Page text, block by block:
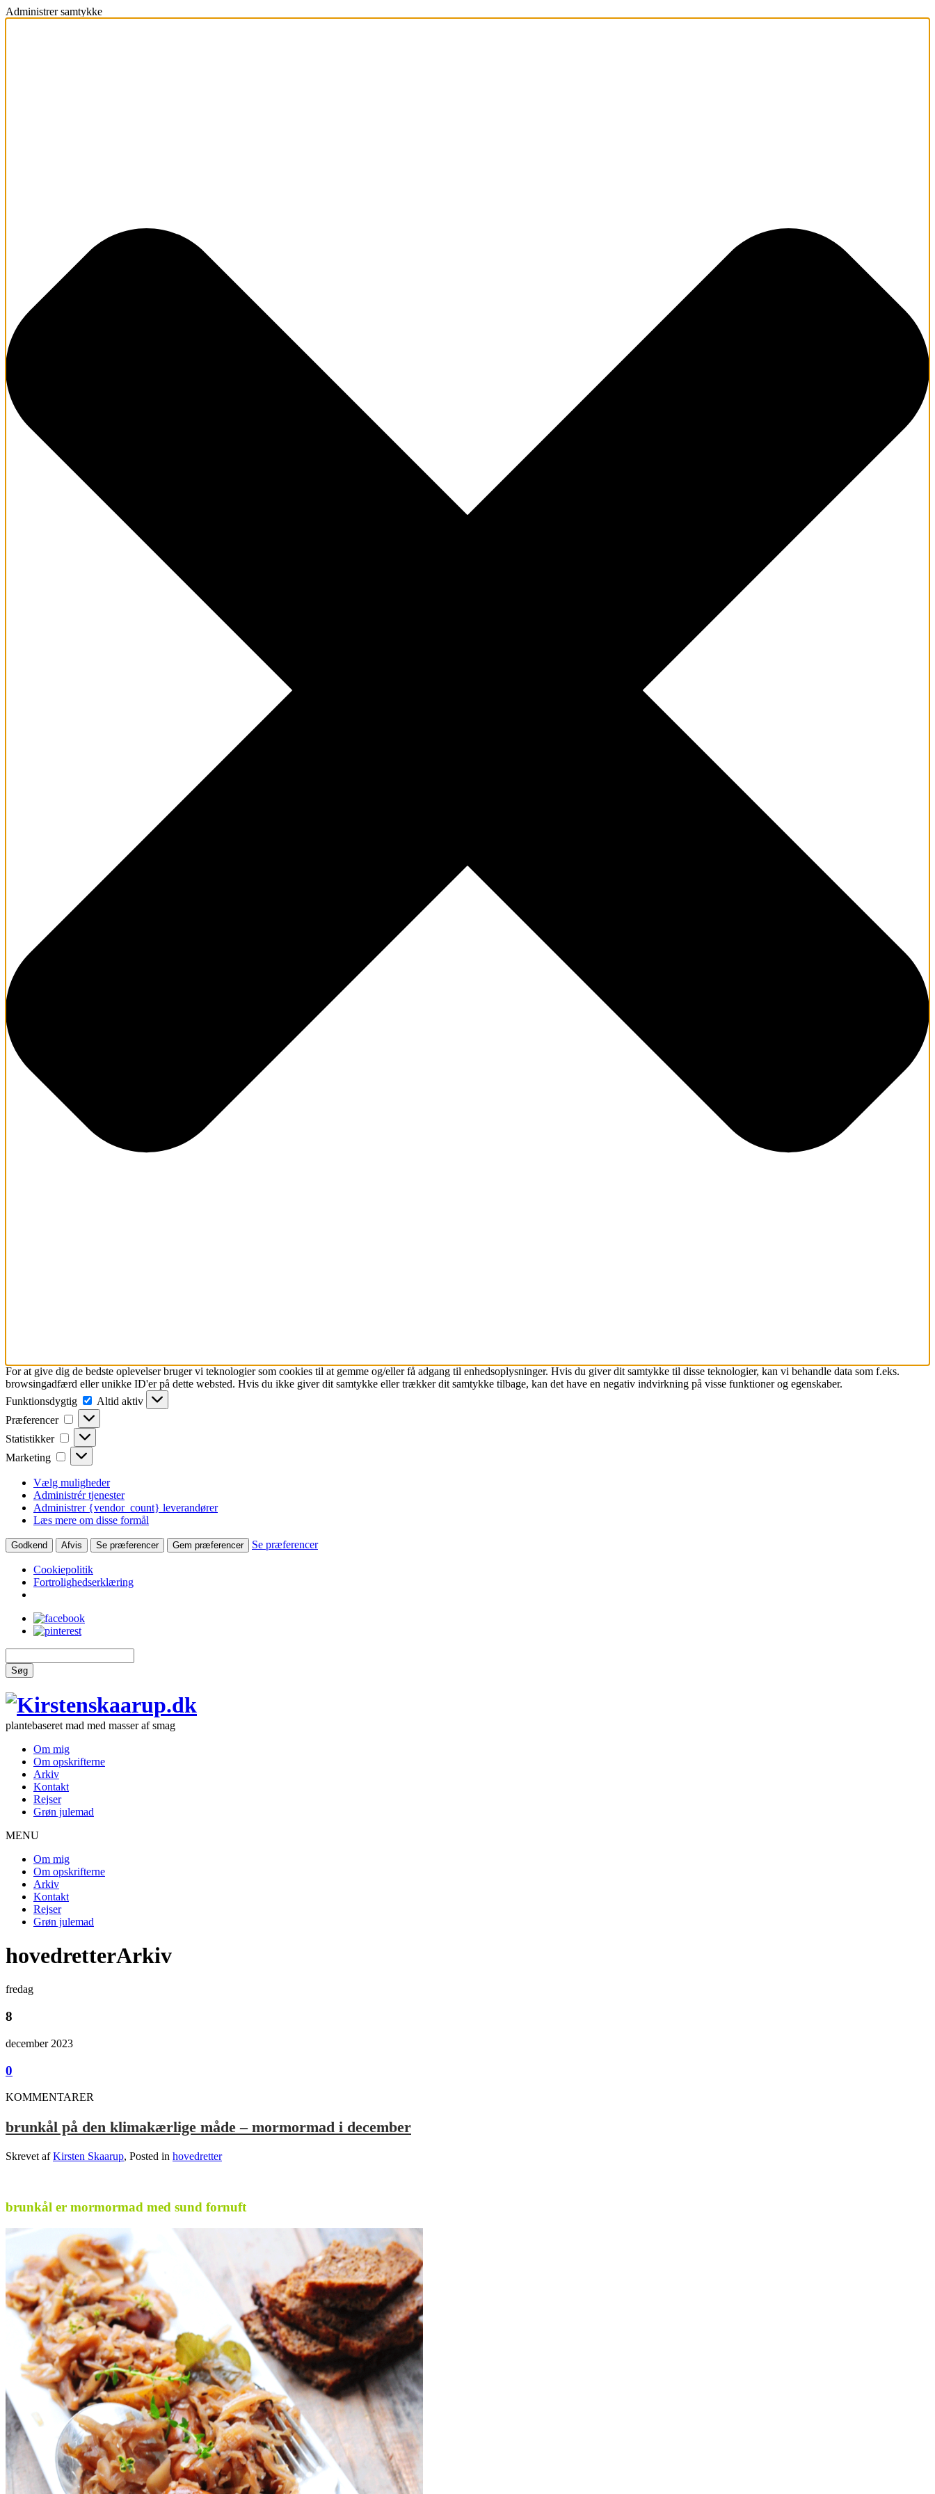
Administrer samtykke
For at give dig de bedste oplevelser bruger vi teknologier som cookies til at gemme og/eller få adgang til enhedsoplysninger. Hvis du giver dit samtykke til disse teknologier, kan vi behandle data som f.eks.
browsingadfærd eller unikke ID'er på dette websted. Hvis du ikke giver dit samtykke eller trækker dit samtykke tilbage, kan det have en negativ indvirkning på visse funktioner og egenskaber.
Funktionsdygtig
Funktionsdygtig
Altid aktiv
Præferencer
Præferencer
Statistikker Statistikker
Marketing Marketing
Vælg muligheder
Administrér tjenester
Administrer {vendor_count} leverandører
Læs mere om disse formål
Godkend Afvis Se præferencer Gem præferencer Se præferencer
Cookiepolitik
Fortrolighedserklæring
Søg
plantebaseret mad med masser af smag
Om mig
Om opskrifterne
Arkiv
Kontakt
Rejser
Grøn julemad
MENU
Om mig
Om opskrifterne
Arkiv
Kontakt
Rejser
Grøn julemad
hovedretterArkiv
fredag
8
december 2023
0
KOMMENTARER
brunkål på den klimakærlige måde – mormormad i december
Skrevet afKirsten Skaarup, Posted in hovedretter
brunkål er mormormad med sund fornuft